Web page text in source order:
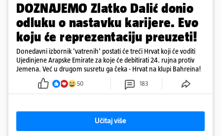
DOZNAJEMO Zlatko Dalić donio
odluku o nastavku karijere. Evo
koju će reprezentaciju preuzeti!
Donedavni izbornik 'vatrenih' postati će treći Hrvat koji će voditi
Ujedinjene Arapske Emirate za koje će debitirati 24. rujna protiv
Jemena. Već u drugom susretu ga čeka - Hrvat na klupi Bahreina!
50 183
Učitaj više